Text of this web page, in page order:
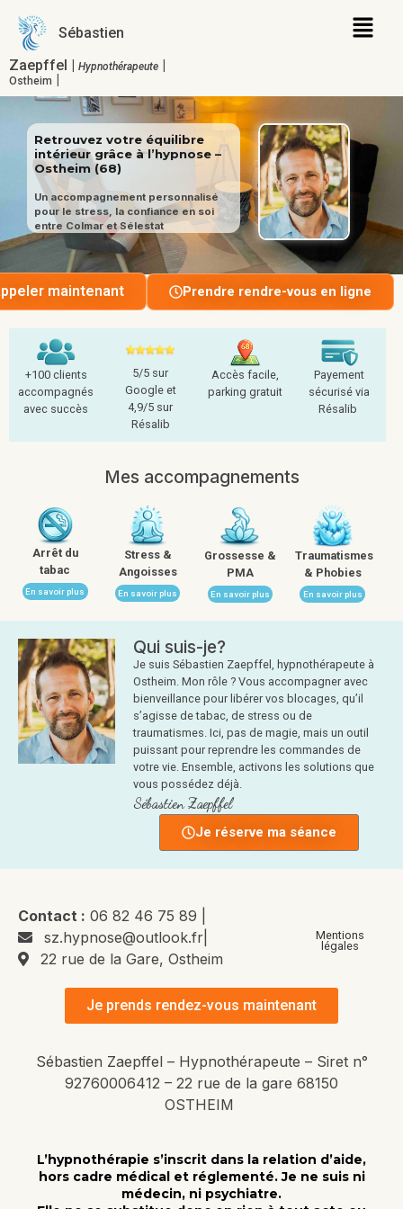
Sébastien
Zaepffel | Hypnothérapeute |
Ostheim |
Retrouvez votre équilibre
intérieur grâce à l’hypnose –
Ostheim (68)
Un accompagnement personnalisé
pour le stress, la confiance en soi
entre Colmar et Sélestat
Prendre rendre-vous en ligne
maintenant
+100 clients
accompagnés
avec succès
5/5 sur
Google et
4,9/5 sur
Résalib
Accès facile,
parking gratuit
Payement
sécurisé via
Résalib
Mes accompagnements
Arrêt du
tabac
En savoir plus
Stress &
Angoisses
En savoir plus
Grossesse &
PMA
En savoir plus
Traumatismes
& Phobies
En savoir plus
Qui suis-je?
Je suis Sébastien Zaepffel, hypnothérapeute à
Ostheim. Mon rôle ? Vous accompagner avec
bienveillance pour libérer vos blocages, qu’il
s’agisse de tabac, de stress ou de
traumatismes. Ici, pas de magie, mais un outil
puissant pour reprendre les commandes de
votre vie. Ensemble, activons les solutions que
vous possédez déjà.
Sébastien Zaepffel
Je réserve ma séance
Contact : 06 82 46 75 89 |
sz.hypnose@outlook.fr|
22 rue de la Gare, Ostheim
Mentions
légales
Je prends rendez-vous maintenant
Sébastien Zaepffel – Hypnothérapeute – Siret n°
92760006412 – 22 rue de la gare 68150
OSTHEIM
L’hypnothérapie s’inscrit dans la relation d’aide,
hors cadre médical et réglementé. Je ne suis ni
médecin, ni psychiatre.